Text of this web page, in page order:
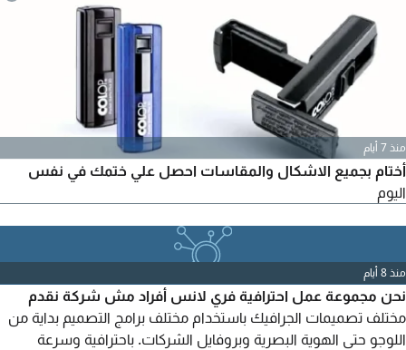
والهوية البصرية والمنشورات الاعلانية اذا كنت ترغب في زيادة
الطلبات وبناء علامة تجارية قوية لمطعمك
منذ 7 أيام
أختام بجميع الاشكال والمقاسات احصل علي ختمك في نفس
اليوم
منذ 8 أيام
نحن مجموعة عمل احترافية فري لانس أفراد مش شركة نقدم
مختلف تصميمات الجرافيك باستخدام مختلف برامج التصميم بداية من
اللوجو حتى الهوية البصرية وبروفايل الشركات. باحترافية وسرعة